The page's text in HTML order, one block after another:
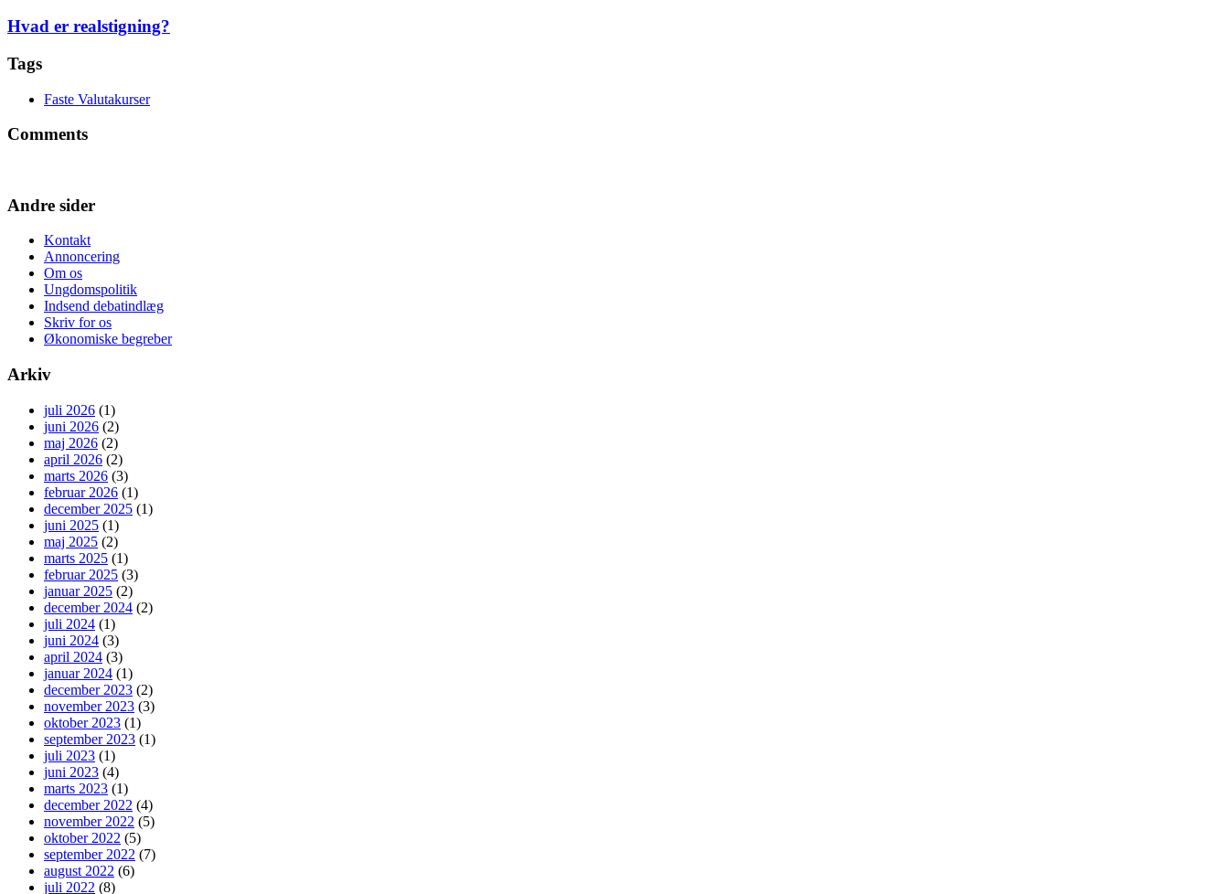
Hvad er realstigning?
Tags
Faste Valutakurser
Comments
Andre sider
Kontakt
Annoncering
Om os
Ungdomspolitik
Indsend debatindlæg
Skriv for os
Økonomiske begreber
Arkiv
juli 2026 (1)
juni 2026 (2)
maj 2026 (2)
april 2026 (2)
marts 2026 (3)
februar 2026 (1)
december 2025 (1)
juni 2025 (1)
maj 2025 (2)
marts 2025 (1)
februar 2025 (3)
januar 2025 (2)
december 2024 (2)
juli 2024 (1)
juni 2024 (3)
april 2024 (3)
januar 2024 (1)
december 2023 (2)
november 2023 (3)
oktober 2023 (1)
september 2023 (1)
juli 2023 (1)
juni 2023 (4)
marts 2023 (1)
december 2022 (4)
november 2022 (5)
oktober 2022 (5)
september 2022 (7)
august 2022 (6)
juli 2022 (8)